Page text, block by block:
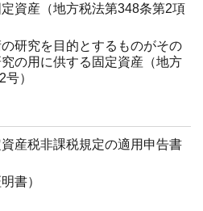
資産（地方税法第348条第2項
研究を目的とするものがその
の用に供する固定資産（地方
）
産税非課税規定の適用申告書
書）